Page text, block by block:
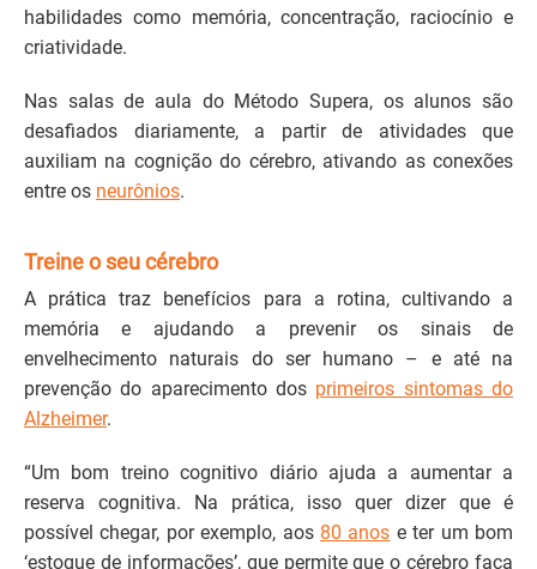
habilidades como memória, concentração, raciocínio e
criatividade.
Nas salas de aula do Método Supera, os alunos são
desafiados diariamente, a partir de atividades que
auxiliam na cognição do cérebro, ativando as conexões
entre os neurônios.
Treine o seu cérebro
A prática traz benefícios para a rotina, cultivando a
memória e ajudando a prevenir os sinais de
envelhecimento naturais do ser humano – e até na
prevenção do aparecimento dos primeiros sintomas do
Alzheimer.
“Um bom treino cognitivo diário ajuda a aumentar a
reserva cognitiva. Na prática, isso quer dizer que é
possível chegar, por exemplo, aos 80 anos e ter um bom
‘estoque de informações’, que permite que o cérebro faça